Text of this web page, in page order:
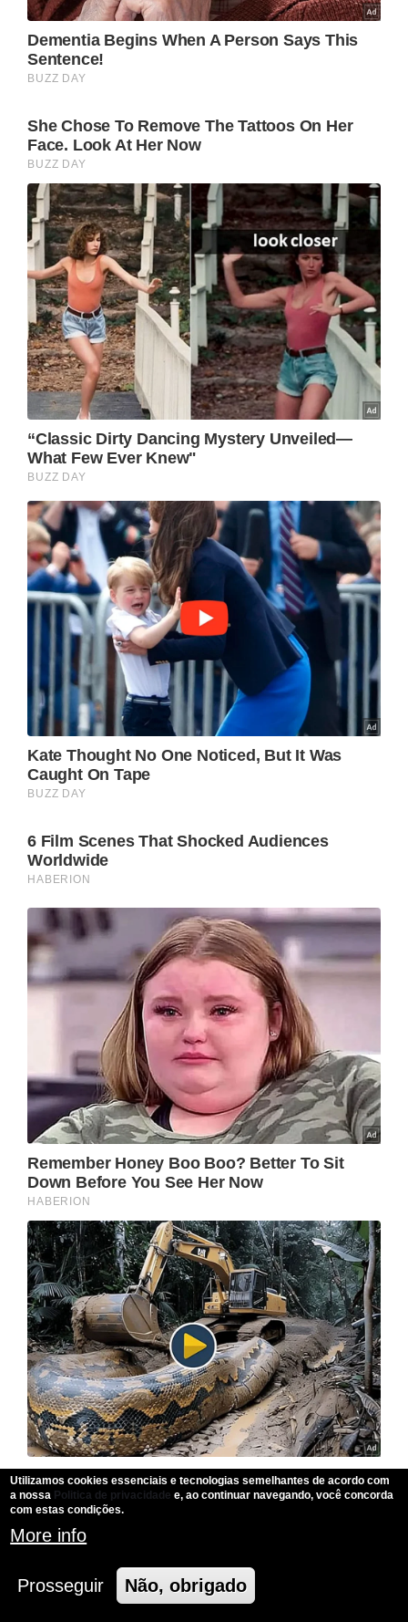
Utilizamos cookies essenciais e tecnologias semelhantes de acordo com
a nossa Politica de privacidade e, ao continuar navegando, você concorda
com estas condições.
More info
Prosseguir Não, obrigado